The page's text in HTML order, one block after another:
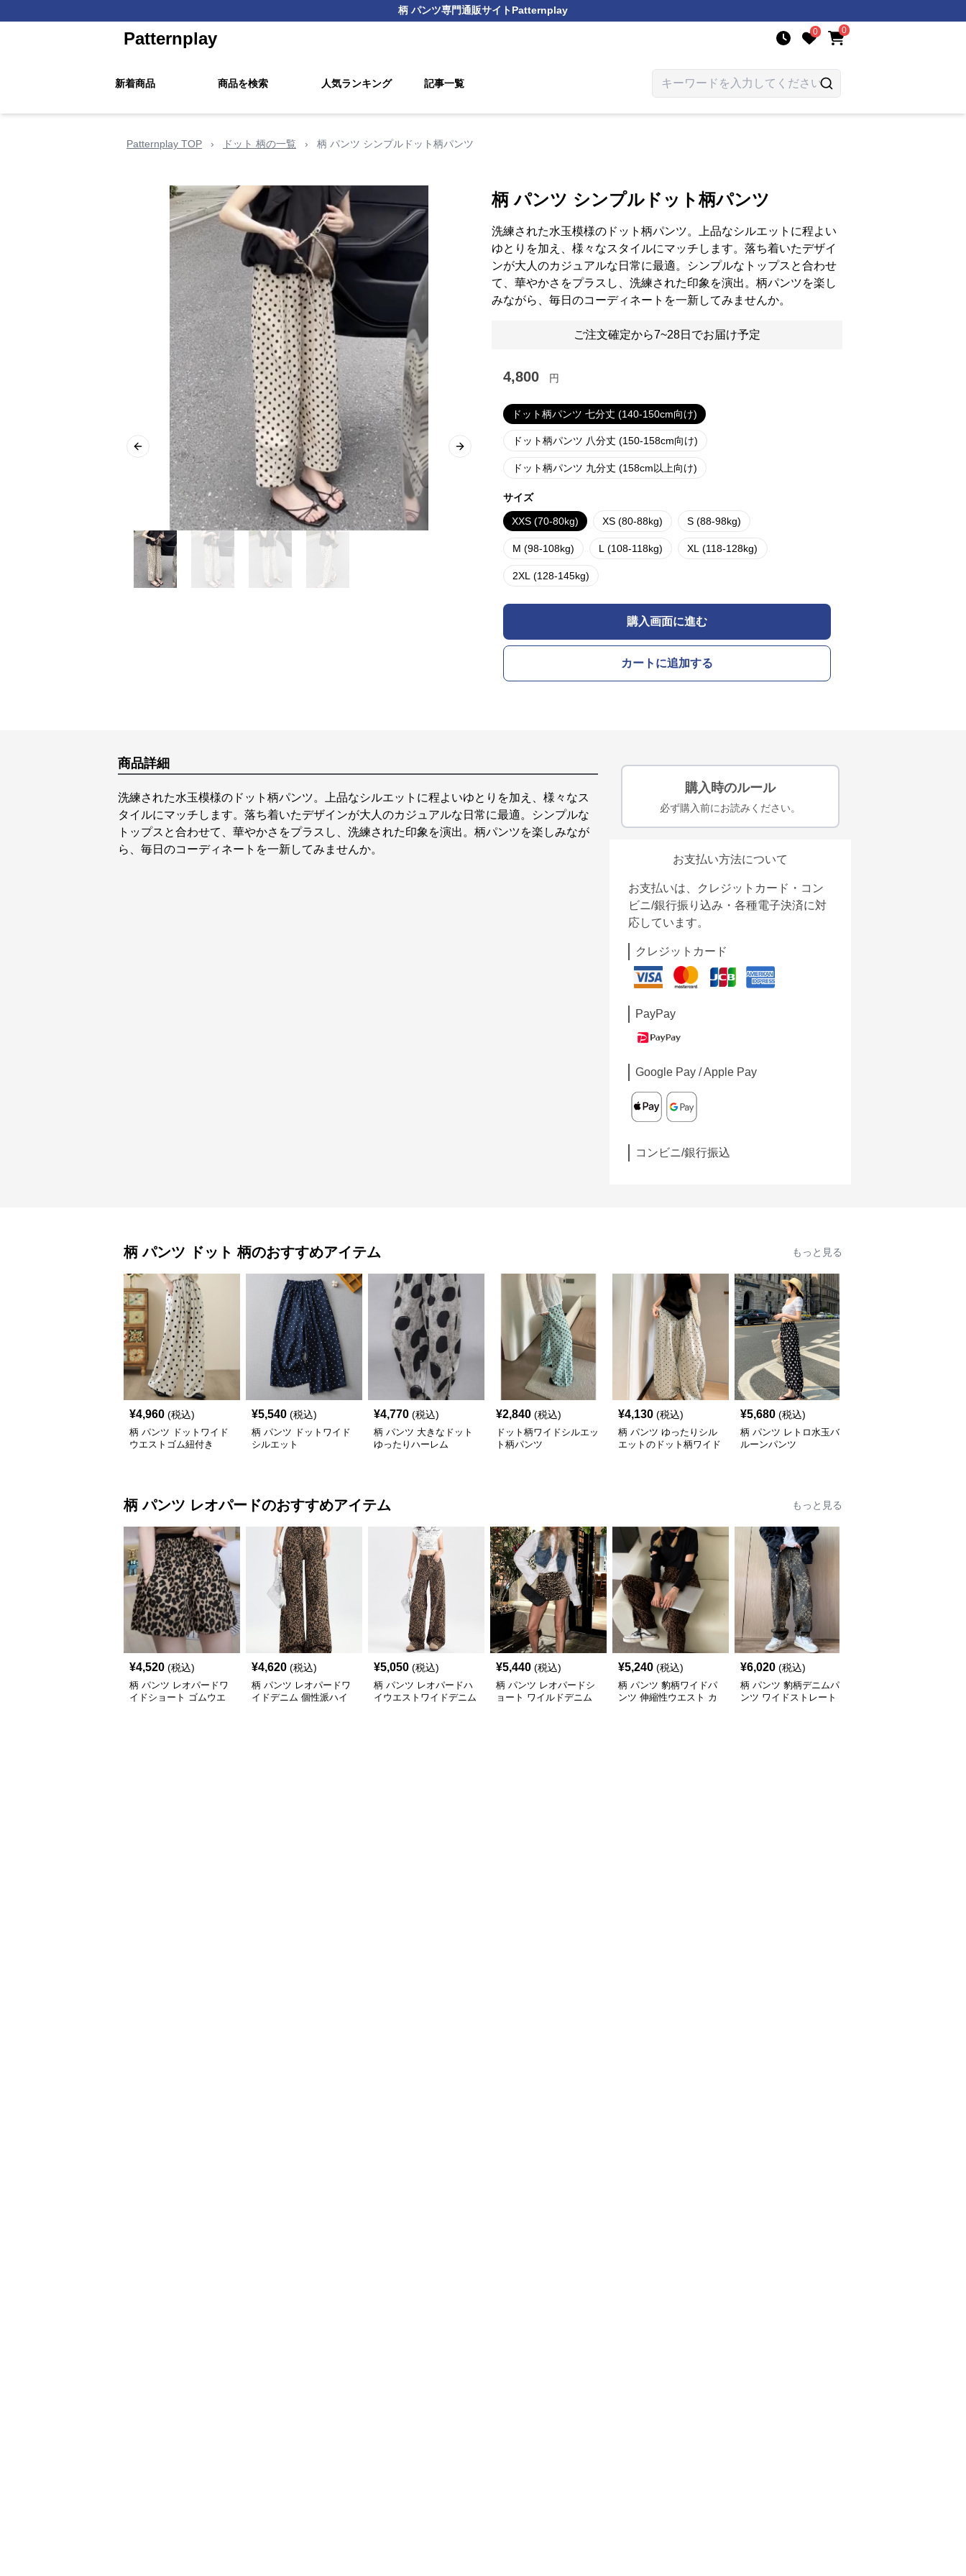
柄 パンツ専門通販サイトPatternplay
Patternplay 0 0
新着商品 商品を検索 人気ランキング 記事一覧
Patternplay TOP › ドット 柄の一覧 › 柄 パンツ シンプルドット柄パンツ
Previous slide Next slide
柄 パンツ シンプルドット柄パンツ
洗練された水玉模様のドット柄パンツ。上品なシルエットに程よい
ゆとりを加え、様々なスタイルにマッチします。落ち着いたデザイ
ンが大人のカジュアルな日常に最適。シンプルなトップスと合わせ
て、華やかさをプラスし、洗練された印象を演出。柄パンツを楽し
みながら、毎日のコーディネートを一新してみませんか。
ご注文確定から7~28日でお届け予定
4,800 円
ドット柄パンツ 七分丈 (140-150cm向け)
ドット柄パンツ 八分丈 (150-158cm向け)
ドット柄パンツ 九分丈 (158cm以上向け)
サイズ
XXS (70-80kg) XS (80-88kg) S (88-98kg)
M (98-108kg) L (108-118kg) XL (118-128kg)
2XL (128-145kg)
購入画面に進む
カートに追加する
商品詳細
洗練された水玉模様のドット柄パンツ。上品なシルエットに程よいゆとりを加え、様々なス
タイルにマッチします。落ち着いたデザインが大人のカジュアルな日常に最適。シンプルな
トップスと合わせて、華やかさをプラスし、洗練された印象を演出。柄パンツを楽しみなが
ら、毎日のコーディネートを一新してみませんか。
購入時のルール
必ず購入前にお読みください。
お支払い方法について
お支払いは、クレジットカード・コン
ビニ/銀行振り込み・各種電子決済に対
応しています。
クレジットカード
PayPay
Google Pay / Apple Pay
コンビニ/銀行振込
柄 パンツ ドット 柄のおすすめアイテム もっと見る
¥4,960 (税込)
柄 パンツ ドットワイド
ウエストゴム紐付き
¥5,540 (税込)
柄 パンツ ドットワイド
シルエット
¥4,770 (税込)
柄 パンツ 大きなドット
ゆったりハーレム
¥2,840 (税込)
ドット柄ワイドシルエッ
ト柄パンツ
¥4,130 (税込)
柄 パンツ ゆったりシル
エットのドット柄ワイド
¥5,680 (税込)
柄 パンツ レトロ水玉バ
ルーンパンツ
柄 パンツ レオパードのおすすめアイテム もっと見る
¥4,520 (税込)
柄 パンツ レオパードワ
イドショート ゴムウエ
¥4,620 (税込)
柄 パンツ レオパードワ
イドデニム 個性派ハイ
¥5,050 (税込)
柄 パンツ レオパードハ
イウエストワイドデニム
¥5,440 (税込)
柄 パンツ レオパードシ
ョート ワイルドデニム
¥5,240 (税込)
柄 パンツ 豹柄ワイドパ
ンツ 伸縮性ウエスト カ
¥6,020 (税込)
柄 パンツ 豹柄デニムパ
ンツ ワイドストレート